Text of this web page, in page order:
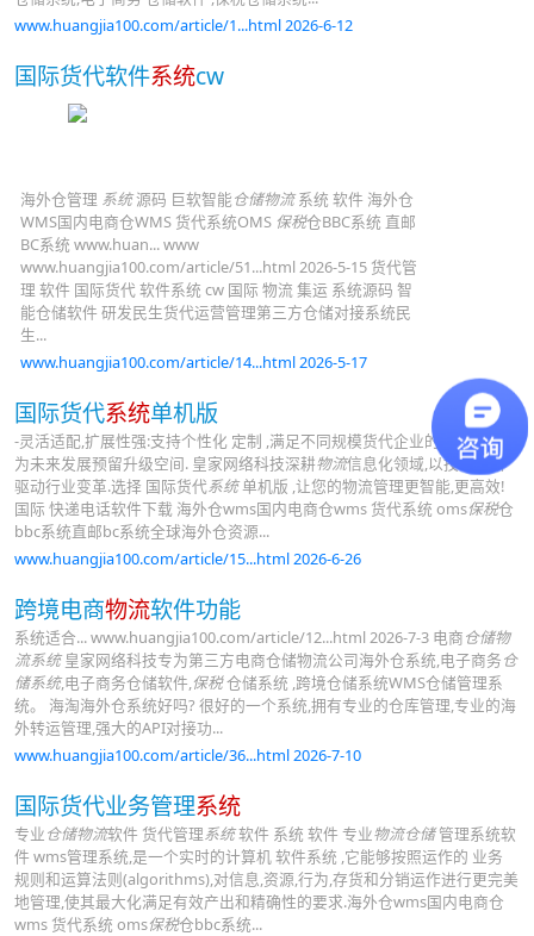
www.huangjia100.com/article/1...html 2026-6-12
国际货代软件系统cw
海外仓管理 系统源码 巨软智能仓储物流系统 软件 海外仓
WMS国内电商仓WMS 货代系统OMS 保税仓BBC系统 直邮
BC系统 www.huan... www
www.huangjia100.com/article/51...html 2026-5-15 货代管
理 软件 国际货代 软件系统 cw 国际 物流 集运 系统源码 智
能仓储软件 研发民生货代运营管理第三方仓储对接系统民
生...
www.huangjia100.com/article/14...html 2026-5-17
国际货代系统单机版
-灵活适配,扩展性强:支持个性化 定制 ,满足不同规模货代企业的独特需求,
为未来发展预留升级空间. 皇家网络科技深耕物流信息化领域,以技术创新
驱动行业变革.选择 国际货代系统单机版 ,让您的物流管理更智能,更高效!
国际 快递电话软件下载 海外仓wms国内电商仓wms 货代系统 oms保税仓
bbc系统直邮bc系统全球海外仓资源...
www.huangjia100.com/article/15...html 2026-6-26
跨境电商物流软件功能
系统适合... www.huangjia100.com/article/12...html 2026-7-3 电商仓储物
流系统皇家网络科技专为第三方电商仓储物流公司海外仓系统,电子商务仓
储系统,电子商务仓储软件,保税仓储系统 ,跨境仓储系统WMS仓储管理系
统。 海淘海外仓系统好吗? 很好的一个系统,拥有专业的仓库管理,专业的海
外转运管理,强大的API对接功...
www.huangjia100.com/article/36...html 2026-7-10
国际货代业务管理系统
专业仓储物流软件 货代管理系统软件 系统 软件 专业物流仓储管理系统软
件 wms管理系统,是一个实时的计算机 软件系统 ,它能够按照运作的 业务
规则和运算法则(algorithms),对信息,资源,行为,存货和分销运作进行更完美
地管理,使其最大化满足有效产出和精确性的要求.海外仓wms国内电商仓
wms 货代系统 oms保税仓bbc系统...